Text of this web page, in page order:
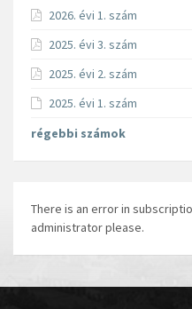
2026. évi 1. szám
2025. évi 3. szám
2025. évi 2. szám
2025. évi 1. szám
régebbi számok
There is an error in
administrator please.